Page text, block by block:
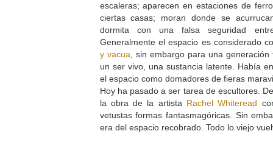
escaleras; aparecen en estaciones de
ciertas casas; moran donde se
dormita con una falsa seguridad
Generalmente el espacio es considerado
y vacua , sin embargo para una
un ser vivo, una sustancia latente. Había
el espacio como domadores de fieras
Hoy ha pasado a ser tarea de escultores.
la obra de la artista Rachel Whiteread
vetustas formas fantasmagóricas. Sin
era del espacio recobrado. Todo lo viejo